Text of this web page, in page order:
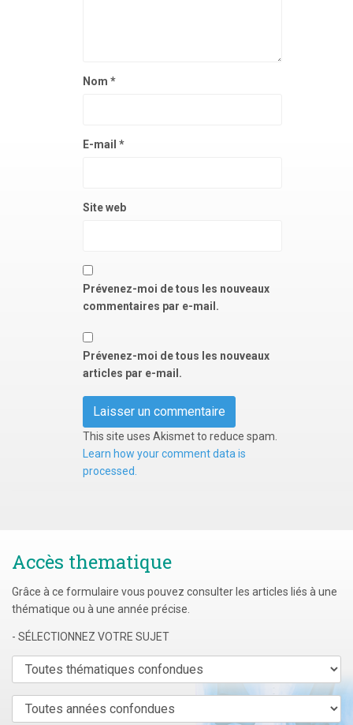
Nom *
E-mail *
Site web
Prévenez-moi de tous les nouveaux
commentaires par e-mail.
Prévenez-moi de tous les nouveaux
articles par e-mail.
This site uses Akismet to reduce spam.
Learn how your comment data is
processed.
Accès thematique
Grâce à ce formulaire vous pouvez consulter les articles liés à une
thématique ou à une année précise.
- SÉLECTIONNEZ VOTRE SUJET